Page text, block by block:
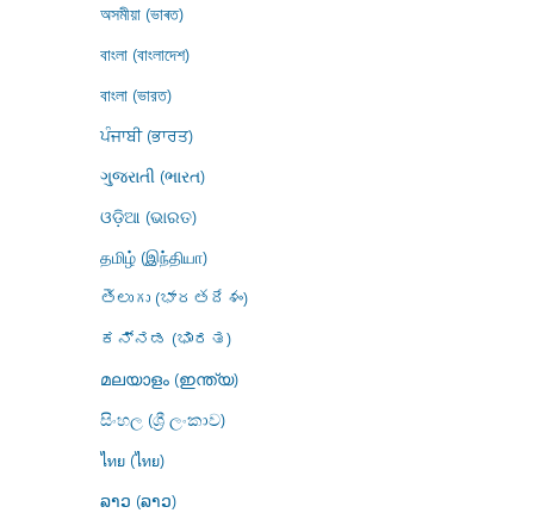
অসমীয়া (ভাৰত)
বাংলা (বাংলাদেশ)
বাংলা (ভারত)
ਪੰਜਾਬੀ (ਭਾਰਤ)
ગુજરાતી (ભારત)
ଓଡ଼ିଆ (ଭାରତ)
தமிழ் (இந்தியா)
తెలుగు (భారతదేశం)
ಕನ್ನಡ (ಭಾರತ)
മലയാളം (ഇന്ത്യ)
සිංහල (ශ්‍රී ලංකාව)
ไทย (ไทย)
ລາວ (ລາວ)